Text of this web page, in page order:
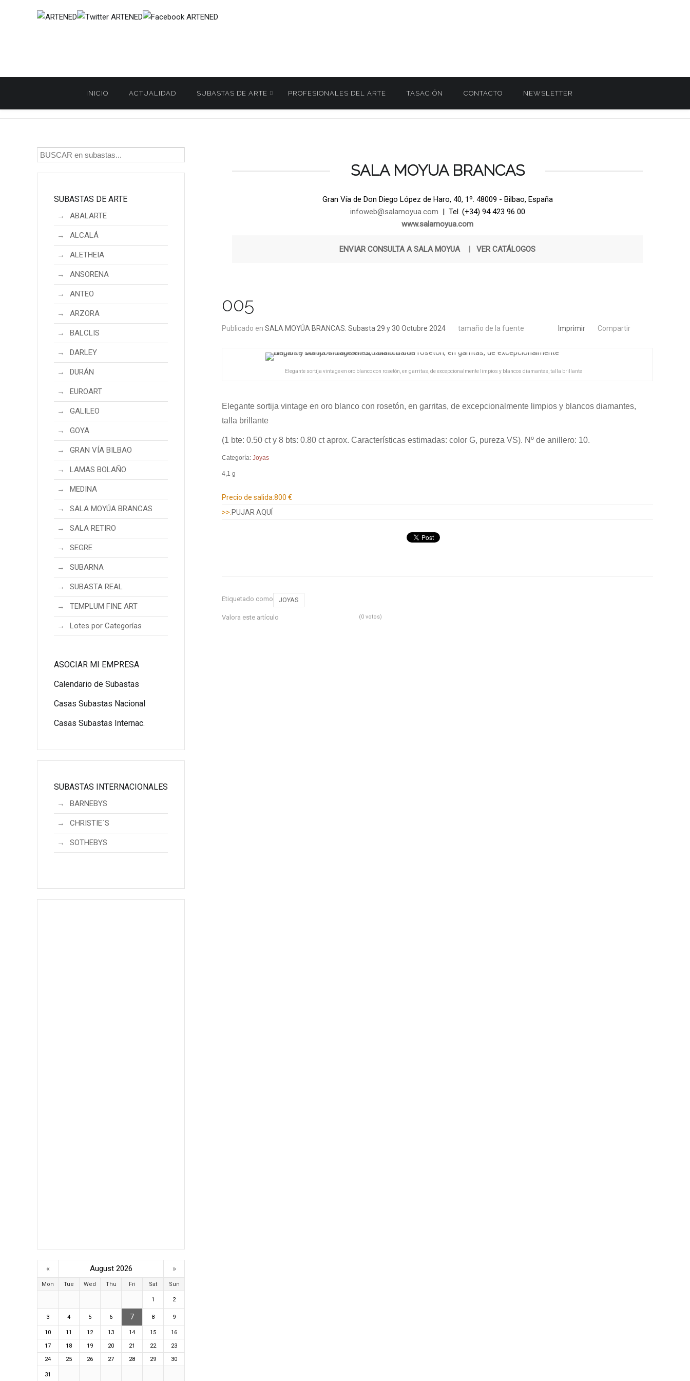
INICIO ACTUALIDAD SUBASTAS DE ARTE PROFESIONALES DEL ARTE TASACIÓN CONTACTO
NEWSLETTER
SALA MOYUA BRANCAS
Gran Vía de Don Diego López de Haro, 40, 1º. 48009 - Bilbao, España
infoweb@salamoyua.com | Tel. (+34) 94 423 96 00
www.salamoyua.com
ENVIAR CONSULTA A SALA MOYUA| VER CATÁLOGOS
005
Publicado en SALA MOYÚA BRANCAS. Subasta 29 y 30 Octubre 2024 tamaño de la fuente Imprimir Compartir
Elegante sortija vintage en oro blanco con rosetón, en garritas, de excepcionalmente limpios y blancos diamantes, talla brillante
Elegante sortija vintage en oro blanco con rosetón, en garritas, de excepcionalmente limpios y blancos diamantes,
talla brillante
(1 bte: 0.50 ct y 8 bts: 0.80 ct aprox. Características estimadas: color G, pureza VS). Nº de anillero: 10.
Categoría: Joyas
4,1 g
Precio de salida:800 €
>>:PUJAR AQUÍ
Etiquetado como JOYAS
Valora este artículo (0 votos)
SUBASTAS DE ARTE
ABALARTE
ALCALÁ
ALETHEIA
ANSORENA
ANTEO
ARZORA
BALCLIS
DARLEY
DURÁN
EUROART
GALILEO
GOYA
GRAN VÍA BILBAO
LAMAS BOLAÑO
MEDINA
SALA MOYÚA BRANCAS
SALA RETIRO
SEGRE
SUBARNA
SUBASTA REAL
TEMPLUM FINE ART
Lotes por Categorías
ASOCIAR MI EMPRESA
Calendario de Subastas
Casas Subastas Nacional
Casas Subastas Internac.
SUBASTAS INTERNACIONALES
BARNEBYS
CHRISTIE´S
SOTHEBYS
« August 2026 »
Mon Tue Wed Thu Fri Sat Sun
1 2
3 4 5 6 7 8 9
10 11 12 13 14 15
16
17
18 19 20 21 22
23
24
25 26 27 28 29 30
31